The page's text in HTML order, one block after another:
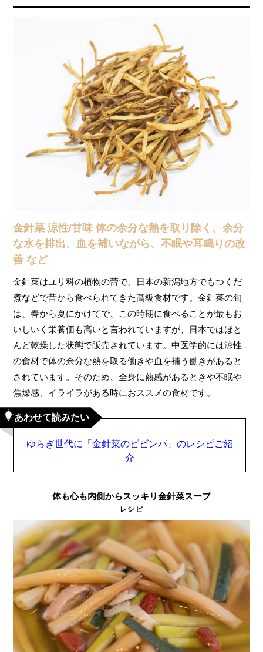
金針菜 涼性/甘味 体の余分な熱を取り除く、余分
な水を排出、血を補いながら、不眠や耳鳴りの改
善 など
金針菜はユリ科の植物の蕾で、日本の新潟地方でもつくだ
煮などで昔から食べられてきた高級食材です。金針菜の旬
は、春から夏にかけてで、この時期に食べることが最もお
いしいく栄養価も高いと言われていますが、日本ではほと
んど乾燥した状態で販売されています。中医学的には涼性
の食材で体の余分な熱を取る働きや血を補う働きがあると
されています。そのため、全身に熱感があるときや不眠や
焦燥感、イライラがある時におススメの食材です。
あわせて読みたい
ゆらぎ世代に「金針菜のビビンパ」のレシピご紹
介
体も心も内側からスッキリ金針菜スープ
レシピ